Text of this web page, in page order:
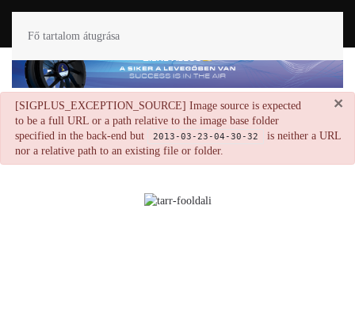
Fő tartalom átugrása
×
danger
[SIGPLUS_EXCEPTION_SOURCE] Image source is expected
to be a full URL or a path relative to the image base folder
specified in the back-end but
2013-03-23-04-30-32
is neither a URL
nor a relative path to an existing file or folder.